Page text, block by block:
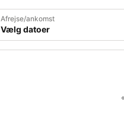
Afrejse/ankomst
Vælg datoer